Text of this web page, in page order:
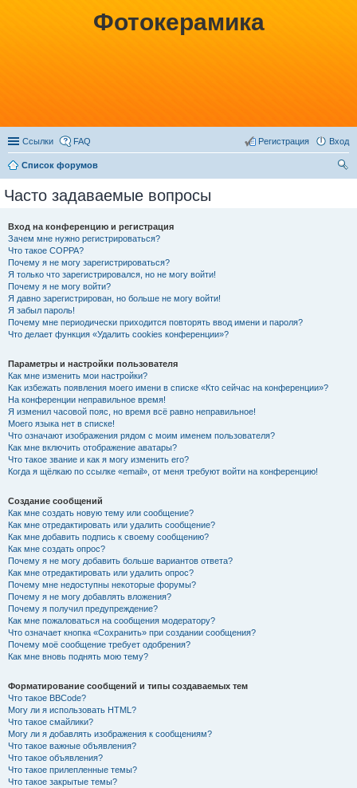
Фотокерамика
Ссылки FAQ Вход
Регистрация
Список форумов
Часто задаваемые вопросы
Вход на конференцию и регистрация
Зачем мне нужно регистрироваться?
Что такое COPPA?
Почему я не могу зарегистрироваться?
Я только что зарегистрировался, но не могу войти!
Почему я не могу войти?
Я давно зарегистрирован, но больше не могу войти!
Я забыл пароль!
Почему мне периодически приходится повторять ввод имени и пароля?
Что делает функция «Удалить cookies конференции»?
Параметры и настройки пользователя
Как мне изменить мои настройки?
Как избежать появления моего имени в списке «Кто сейчас на конференции»?
На конференции неправильное время!
Я изменил часовой пояс, но время всё равно неправильное!
Моего языка нет в списке!
Что означают изображения рядом с моим именем пользователя?
Как мне включить отображение аватары?
Что такое звание и как я могу изменить его?
Когда я щёлкаю по ссылке «email», от меня требуют войти на конференцию!
Создание сообщений
Как мне создать новую тему или сообщение?
Как мне отредактировать или удалить сообщение?
Как мне добавить подпись к своему сообщению?
Как мне создать опрос?
Почему я не могу добавить больше вариантов ответа?
Как мне отредактировать или удалить опрос?
Почему мне недоступны некоторые форумы?
Почему я не могу добавлять вложения?
Почему я получил предупреждение?
Как мне пожаловаться на сообщения модератору?
Что означает кнопка «Сохранить» при создании сообщения?
Почему моё сообщение требует одобрения?
Как мне вновь поднять мою тему?
Форматирование сообщений и типы создаваемых тем
Что такое BBCode?
Могу ли я использовать HTML?
Что такое смайлики?
Могу ли я добавлять изображения к сообщениям?
Что такое важные объявления?
Что такое объявления?
Что такое прилепленные темы?
Что такое закрытые темы?